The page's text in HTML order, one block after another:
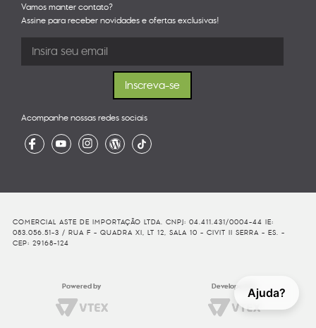
Ajuda?
Vamos manter contato?
Assine para receber novidades e ofertas exclusivas!
Acompanhe nossas redes sociais
COMERCIAL ASTE DE IMPORTAÇÃO LTDA. CNPJ: 04.411.431/0004-44 IE:
083.056.51-3 / RUA F - QUADRA XI, LT 12, SALA 10 - CIVIT II SERRA - ES. -
CEP: 29168-124
Powered by Developed By